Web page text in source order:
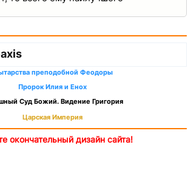
преподобной Феодоры
Пророк Илия и Енох
Суд Божий. Видение Григория
Царская Империя
окончательный дизайн сайта!